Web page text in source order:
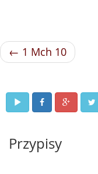
← 1 Mch 10
Przypisy